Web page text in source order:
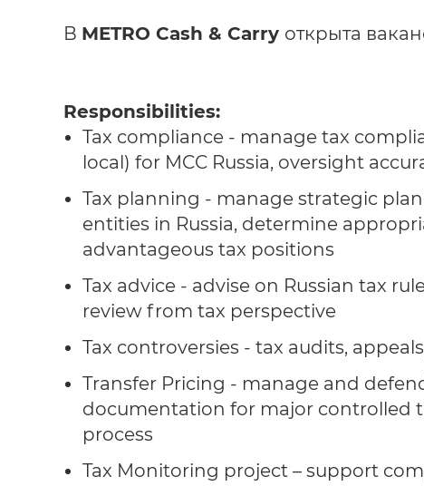
В METRO Cash & Carry открыта
Responsibilities:
Tax compliance - manage tax
local) for MCC Russia, oversight
Tax planning - manage strategic
entities in Russia, determine
advantageous tax positions
Tax advice - advise on Russian tax
review from tax perspective
Tax controversies - tax audits,
Transfer Pricing - manage and
documentation for major controlled
process
Tax Monitoring project – support